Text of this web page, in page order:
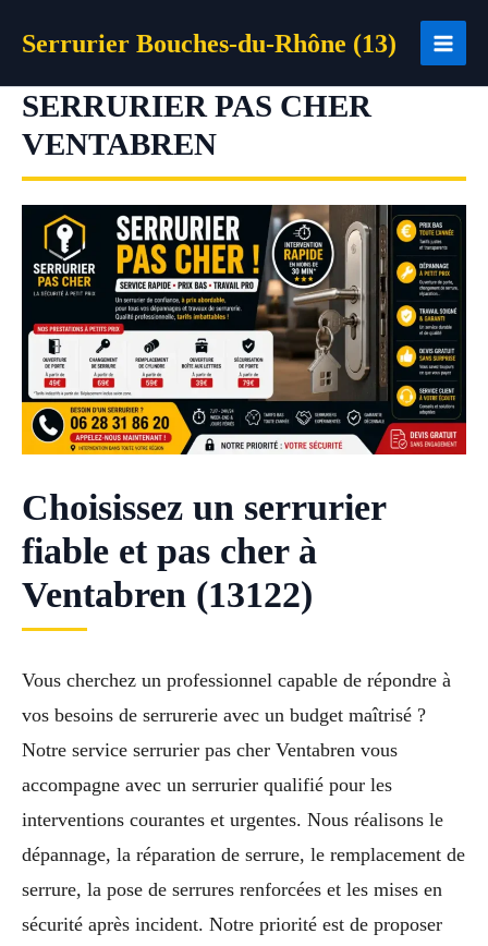
Serrurier Bouches-du-Rhône (13)
SERRURIER PAS CHER
VENTABREN
Choisissez un serrurier
fiable et pas cher à
Ventabren (13122)
Vous cherchez un professionnel capable de répondre à
vos besoins de serrurerie avec un budget maîtrisé ?
Notre service serrurier pas cher Ventabren vous
accompagne avec un serrurier qualifié pour les
interventions courantes et urgentes. Nous réalisons le
dépannage, la réparation de serrure, le remplacement de
serrure, la pose de serrures renforcées et les mises en
sécurité après incident. Notre priorité est de proposer